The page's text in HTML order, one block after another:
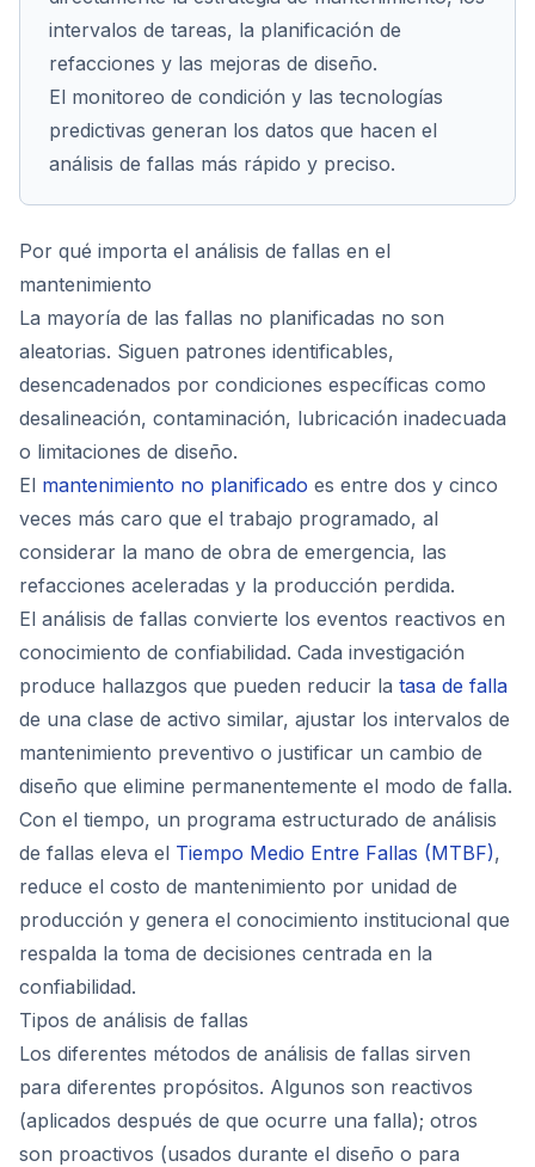
intervalos de tareas, la planificación de
refacciones y las mejoras de diseño.
El monitoreo de condición y las tecnologías
predictivas generan los datos que hacen el
análisis de fallas más rápido y preciso.
Por qué importa el análisis de fallas en el
mantenimiento
La mayoría de las fallas no planificadas no son
aleatorias. Siguen patrones identificables,
desencadenados por condiciones específicas como
desalineación, contaminación, lubricación inadecuada
o limitaciones de diseño.
El mantenimiento no planificado es entre dos y cinco
veces más caro que el trabajo programado, al
considerar la mano de obra de emergencia, las
refacciones aceleradas y la producción perdida.
El análisis de fallas convierte los eventos reactivos en
conocimiento de confiabilidad. Cada investigación
produce hallazgos que pueden reducir la tasa de falla
de una clase de activo similar, ajustar los intervalos de
mantenimiento preventivo o justificar un cambio de
diseño que elimine permanentemente el modo de falla.
Con el tiempo, un programa estructurado de análisis
de fallas eleva el Tiempo Medio Entre Fallas (MTBF),
reduce el costo de mantenimiento por unidad de
producción y genera el conocimiento institucional que
respalda la toma de decisiones centrada en la
confiabilidad.
Tipos de análisis de fallas
Los diferentes métodos de análisis de fallas sirven
para diferentes propósitos. Algunos son reactivos
(aplicados después de que ocurre una falla); otros
son proactivos (usados durante el diseño o para